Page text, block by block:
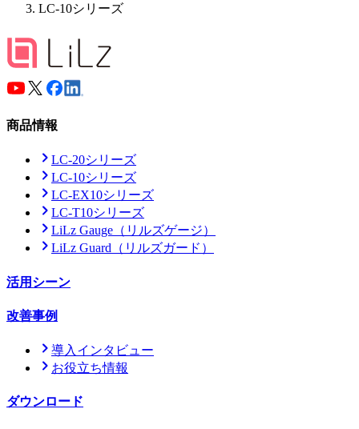
LC-10シリーズ
商品情報
LC-20シリーズ
LC-10シリーズ
LC-EX10シリーズ
LC-T10シリーズ
LiLz Gauge （リルズゲージ）
LiLz Guard （リルズガード）
活用シーン
改善事例
導入インタビュー
お役立ち情報
ダウンロード